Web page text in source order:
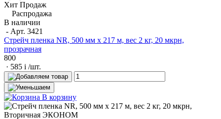
Хит Продаж
Распродажа
В наличии
- Арт. 3421
Стрейч пленка NR, 500 мм x 217 м, вес 2 кг, 20 мкрн,
прозрачная
800
· 585 i /шт.
В корзину